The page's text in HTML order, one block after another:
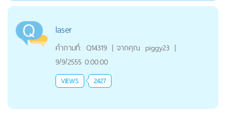
laser
คำถามที่: Q14319 | จากคุณ piggy23 |
9/9/2555 0:00:00
VIEWS 2427